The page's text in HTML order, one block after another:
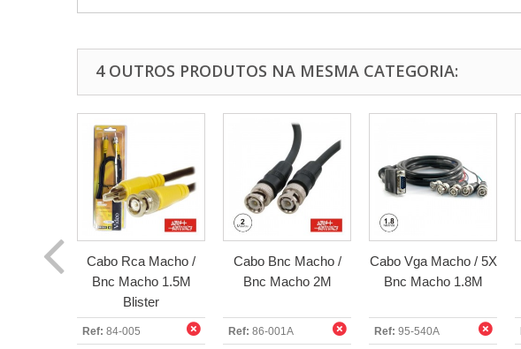
4 OUTROS PRODUTOS NA MESMA CATEGORIA:
Cabo Rca Macho /
Bnc Macho 1.5M
Blister
Ref: 84-005
Cabo Bnc Macho /
Bnc Macho 2M
Ref: 86-001A
Cabo Vga Macho / 5X
Bnc Macho 1.8M
Ref: 95-540A